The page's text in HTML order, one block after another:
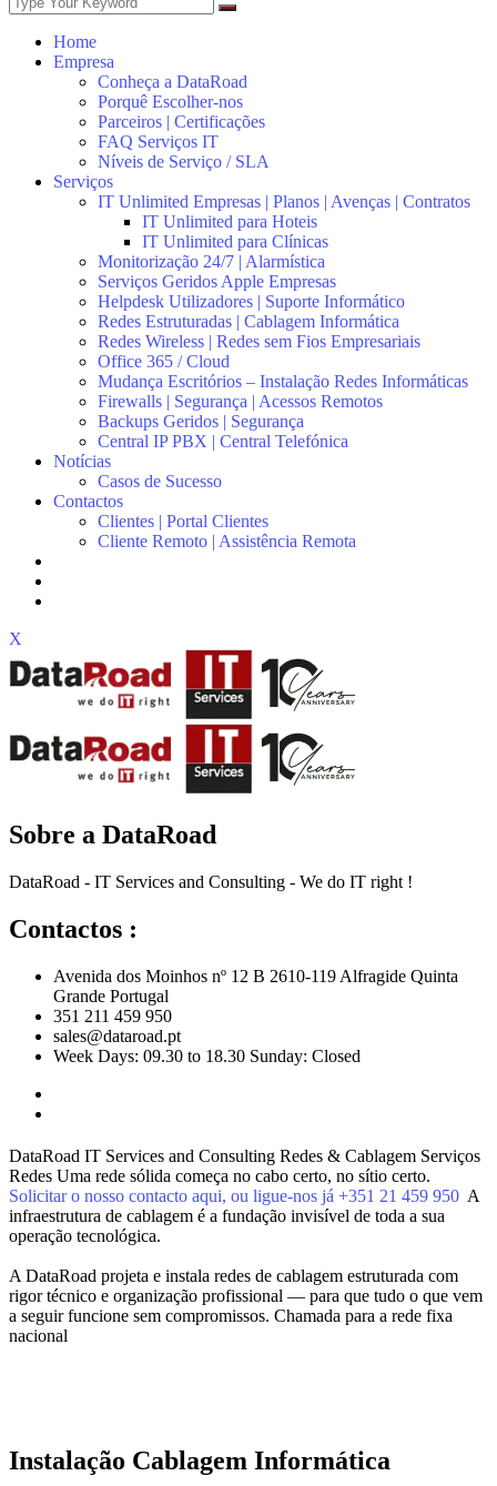
Home
Empresa
Conheça a DataRoad
Porquê Escolher-nos
Parceiros | Certificações
FAQ Serviços IT
Níveis de Serviço / SLA
Serviços
IT Unlimited Empresas | Planos | Avenças | Contratos
IT Unlimited para Hoteis
IT Unlimited para Clínicas
Monitorização 24/7 | Alarmística
Serviços Geridos Apple Empresas
Helpdesk Utilizadores | Suporte Informático
Redes Estruturadas | Cablagem Informática
Redes Wireless | Redes sem Fios Empresariais
Office 365 / Cloud
Mudança Escritórios – Instalação Redes Informáticas
Firewalls | Segurança | Acessos Remotos
Backups Geridos | Segurança
Central IP PBX | Central Telefónica
Notícias
Casos de Sucesso
Contactos
Clientes | Portal Clientes
Cliente Remoto | Assistência Remota
X
Sobre a DataRoad
DataRoad - IT Services and Consulting - We do IT right !
Contactos :
Avenida dos Moinhos nº 12 B 2610-119 Alfragide Quinta
Grande Portugal
351 211 459 950
sales@dataroad.pt
Week Days: 09.30 to 18.30 Sunday: Closed
DataRoad IT Services and Consulting Redes & Cablagem Serviços
Redes Uma rede sólida começa no cabo certo, no sítio certo.
Solicitar o nosso contacto aqui, ou ligue-nos já +351 21 459 950 A
infraestrutura de cablagem é a fundação invisível de toda a sua
operação tecnológica.
A DataRoad projeta e instala redes de cablagem estruturada com
rigor técnico e organização profissional — para que tudo o que vem
a seguir funcione sem compromissos. Chamada para a rede fixa
nacional
Instalação Cablagem Informática